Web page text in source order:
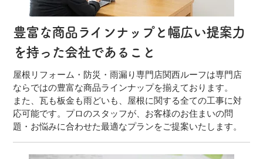
豊富な商品ラインナップと幅広い提案力
を持った会社であること
屋根リフォーム・防災・雨漏り専門店関西ルーフは専門店
ならではの豊富な商品ラインナップを揃えております。
また、瓦も板金も雨どいも、屋根に関する全ての工事に対
応可能です。プロのスタッフが、お客様のお住まいの問
題・お悩みに合わせた最適なプランをご提案いたします。